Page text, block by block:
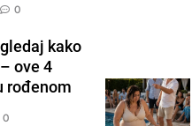
0
kako
ove 4
rođenom
0